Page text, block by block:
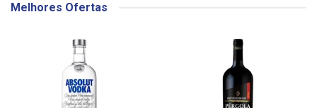
Melhores Ofertas